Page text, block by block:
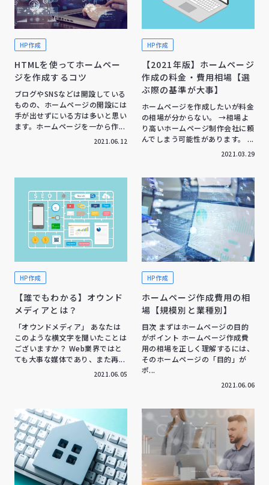
HP作成
HTMLを使ってホームペー
ジを作成するコツ
ブログやSNSなどは開設している
ものの、ホームページの開設には
手が出せずにいる方は多いと思い
ます。ホームページを一から作...
2021.06.12
HP作成
【2021年版】ホームページ
作成の料金・費用相場【選
ぶ際の基準が大事】
ホームページを作成したいが料金
の相場が分からない。 →相場よ
り高いホームページ制作会社に頼
んでしまう可能性があります。 ...
2021.03.29
HP作成
【誰でもわかる】オウンド
メディアとは？
「オウンドメディア」 あなたは
このような横文字を聞いたことは
ございますか？ Web業界ではと
ても大事な媒体であり、また再...
2021.06.05
HP作成
ホームページ作成費用の相
場【規模別と業種別】
目次 まずはホームページの目的
がポイント ホームページ作成費
用の相場を正しく理解するには、
そのホームページの「目的」が
ポ...
2021.06.06